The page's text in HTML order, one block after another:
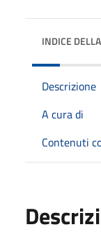
INDICE
Descrizione
A cura di
Contenuti